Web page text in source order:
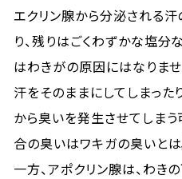
エクリン腺から分泌される
り、残りはごくわずかな塩分
はわきがの原因にはなりませ
汗をそのままにしてしまった
から臭いを発生させてしま
合の臭いはワキガの臭いとは
一方、アポクリン腺は、わき